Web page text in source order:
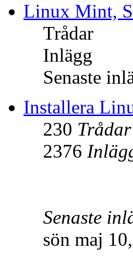
Linux Mint,
Trådar
Inlägg
Senaste
Installera
230 Trådar
2376
Senaste
sön maj